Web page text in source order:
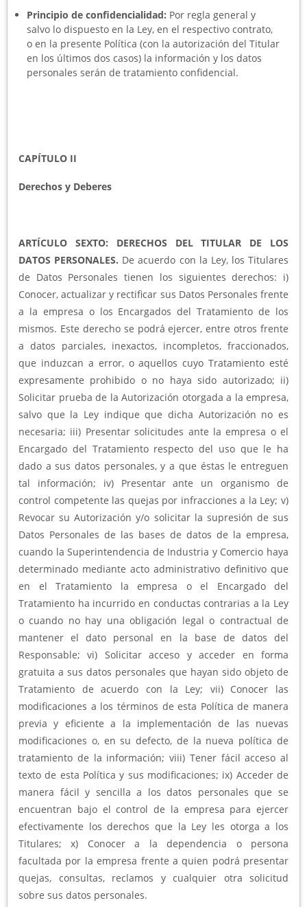
Principio de confidencialidad: Por regla general y
salvo lo dispuesto en la Ley, en el respectivo contrato,
o en la presente Política (con la autorización del Titular
en los últimos dos casos) la información y los datos
personales serán de tratamiento confidencial.
CAPÍTULO II
Derechos y Deberes
ARTÍCULO SEXTO: DERECHOS DEL TITULAR DE LOS
DATOS PERSONALES. De acuerdo con la Ley, los Titulares
de Datos Personales tienen los siguientes derechos: i)
Conocer, actualizar y rectificar sus Datos Personales frente
a la empresa o los Encargados del Tratamiento de los
mismos. Este derecho se podrá ejercer, entre otros frente
a datos parciales, inexactos, incompletos, fraccionados,
que induzcan a error, o aquellos cuyo Tratamiento esté
expresamente prohibido o no haya sido autorizado; ii)
Solicitar prueba de la Autorización otorgada a la empresa,
salvo que la Ley indique que dicha Autorización no es
necesaria; iii) Presentar solicitudes ante la empresa o el
Encargado del Tratamiento respecto del uso que le ha
dado a sus datos personales, y a que éstas le entreguen
tal información; iv) Presentar ante un organismo de
control competente las quejas por infracciones a la Ley; v)
Revocar su Autorización y/o solicitar la supresión de sus
Datos Personales de las bases de datos de la empresa,
cuando la Superintendencia de Industria y Comercio haya
determinado mediante acto administrativo definitivo que
en el Tratamiento la empresa o el Encargado del
Tratamiento ha incurrido en conductas contrarias a la Ley
o cuando no hay una obligación legal o contractual de
mantener el dato personal en la base de datos del
Responsable; vi) Solicitar acceso y acceder en forma
gratuita a sus datos personales que hayan sido objeto de
Tratamiento de acuerdo con la Ley; vii) Conocer las
modificaciones a los términos de esta Política de manera
previa y eficiente a la implementación de las nuevas
modificaciones o, en su defecto, de la nueva política de
tratamiento de la información; viii) Tener fácil acceso al
texto de esta Política y sus modificaciones; ix) Acceder de
manera fácil y sencilla a los datos personales que se
encuentran bajo el control de la empresa para ejercer
efectivamente los derechos que la Ley les otorga a los
Titulares; x) Conocer a la dependencia o persona
facultada por la empresa frente a quien podrá presentar
quejas, consultas, reclamos y cualquier otra solicitud
sobre sus datos personales.